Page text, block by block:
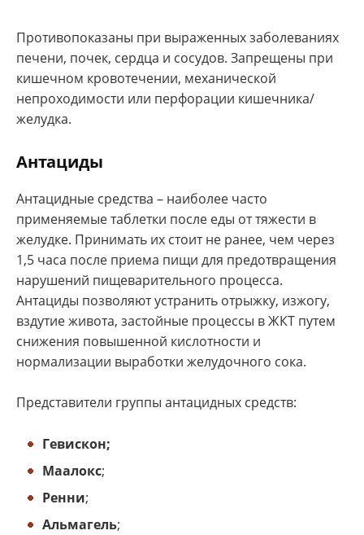
Противопоказаны при выраженных заболеваниях
печени, почек, сердца и сосудов. Запрещены при
кишечном кровотечении, механической
непроходимости или перфорации кишечника/
желудка.
Антациды
Антацидные средства – наиболее часто
применяемые таблетки после еды от тяжести в
желудке. Принимать их стоит не ранее, чем через
1,5 часа после приема пищи для предотвращения
нарушений пищеварительного процесса.
Антациды позволяют устранить отрыжку, изжогу,
вздутие живота, застойные процессы в ЖКТ путем
снижения повышенной кислотности и
нормализации выработки желудочного сока.
Представители группы антацидных средств:
Гевискон;
Маалокс;
Ренни;
Альмагель;